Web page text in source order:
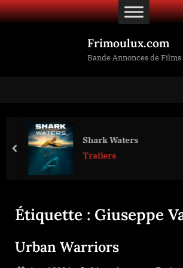
Skip
to
Frimoulux.com
Bande Annonces de Films
Shark Waters
Trailers
prev
Étiquette : Giuseppe
Urban Warriors